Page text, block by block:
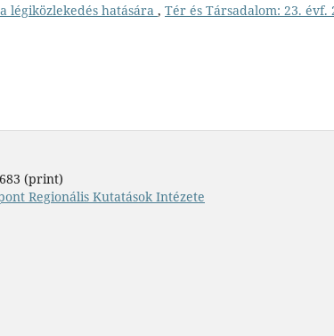
légiközlekedés hatására , Tér és Társadalom: 23. évf.
(print)
Regionális Kutatások Intézete